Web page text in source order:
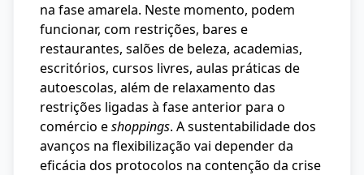
na fase amarela. Neste momento, podem
funcionar, com restrições, bares e
restaurantes, salões de beleza, academias,
escritórios, cursos livres, aulas práticas de
autoescolas, além de relaxamento das
restrições ligadas à fase anterior para o
comércio eshoppings. A sustentabilidade dos
avanços na flexibilização vai depender da
eficácia dos protocolos na contenção da crise